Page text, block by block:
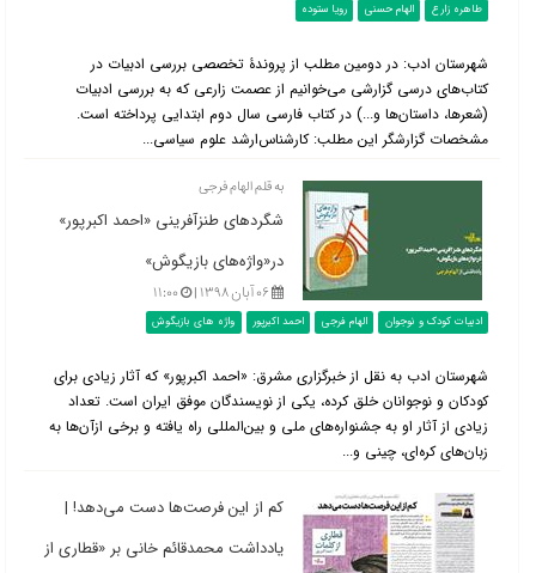
طاهره زارع
الهام حسنی رویا ستوده
شهرستان ادب: در دومین مطلب از پروندۀ تخصصی بررسی ادبیات در
کتاب‌‌های درسی گزارشی می‌خوانیم از عصمت زارعی که به بررسی ادبیات
(شعرها، داستان‌ها و...) در کتاب فارسی سال دوم ابتدایی پرداخته است.
مشخصات گزارشگر این مطلب: کارشناس‌ارشد علوم سیاسی...
به قلم الهام فرجی
شگردهای طنزآفرینی «احمد اکبرپور»
در«واژه‌های بازیگوش»
۰۶ آبان ۱۳۹۸ | ۱۱:۰۰
ادبیات کودک و نوجوان الهام فرجی احمد اکبرپور واژه های بازیگوش
شهرستان ادب به نقل از خبرگزاری مشرق: «احمد اکبرپور» که آثار زیادی برای
کودکان و نوجوانان خلق کرده، یکی از نویسندگان موفق ایران است. تعداد
زیادی از آثار او به جشنواره‌های ملی و بین‌المللی راه یافته و برخی ازآن‌ها به
زبان‌های کره‌ای، چینی و...
کم از این فرصت‌ها دست می‌دهد! |
یادداشت محمدقائم خانی بر «قطاری از